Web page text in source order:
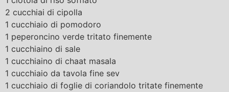
2 cucchiai di cipolla
1 cucchiaio di pomodoro
1 peperoncino verde tritato finemente
1 cucchiaino di sale
1 cucchiaino di chaat masala
1 cucchiaio da tavola fine sev
1 cucchiaio di foglie di coriandolo tritate finemente